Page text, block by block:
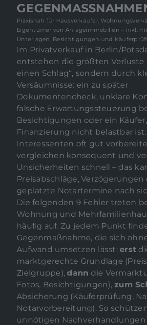
GEGENMASSNAHMEN
Praxisnah für Hausverkäufer,
Eigentümer von Anlageimmobilien – inkl.
Unterlagen, Besichtigungen und
Im Privatverkauf in Berlin/
entstehen die größten Verluste
einen Schlag“, sondern durch
Versäumnisse: ein zu später
Dokumentencheck, unklare
falsche Erwartungssteuerung
Besichtigungen oder ein
Finanzierung nicht belastbar ist.
Interessenten oft gut
vergleichen konsequent und
Unsicherheiten schnell – das
Preisabschläge, Verzögerungen
geplatzte Notartermine nach
Die folgenden 9 Fehler treten
Wohnung und
häufig auf. Zu jedem Punkt
Gegenmaßnahme, die sich
Aufwand umsetzen lässt:erst
marktgerechte Grundlage
Zielgruppe),dann die
Fotos, Besichtigungen),zum
Absicherung (Käuferprüfung,
Notarvorbereitung). So
unnötigen